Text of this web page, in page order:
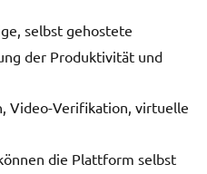
selbst gehostete
der Produktivität und
Video-Verifikation, virtuelle
die Plattform selbst